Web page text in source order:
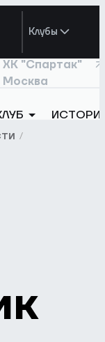
Клубы
ХК "Спартак"
Москва